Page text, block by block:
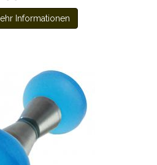
Informationen